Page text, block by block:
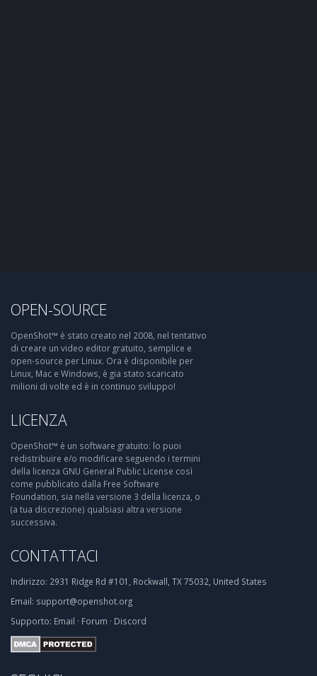
OPEN-SOURCE
OpenShot™ è stato creato nel 2008, nel tentativo
di creare un video editor gratuito, semplice e
open-source per Linux. Ora è disponibile per
Linux, Mac e Windows, è gia stato scaricato
milioni di volte ed è in continuo sviluppo!
LICENZA
OpenShot™ è un software gratuito: lo puoi
redistribuire e/o modificare seguendo i termini
della licenza GNU General Public License così
come pubblicato dalla Free Software
Foundation, sia nella versione 3 della licenza, o
(a tua discrezione) qualsiasi altra versione
successiva.
CONTATTACI
Indirizzo: 2931 Ridge Rd #101, Rockwall, TX 75032, United States
Email: support@openshot.org
Supporto: Email · Forum · Discord